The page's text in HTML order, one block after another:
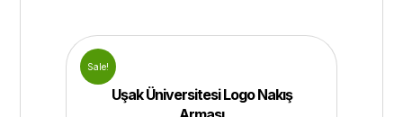
Uşak Üniversitesi Logo Nakış
Sale!